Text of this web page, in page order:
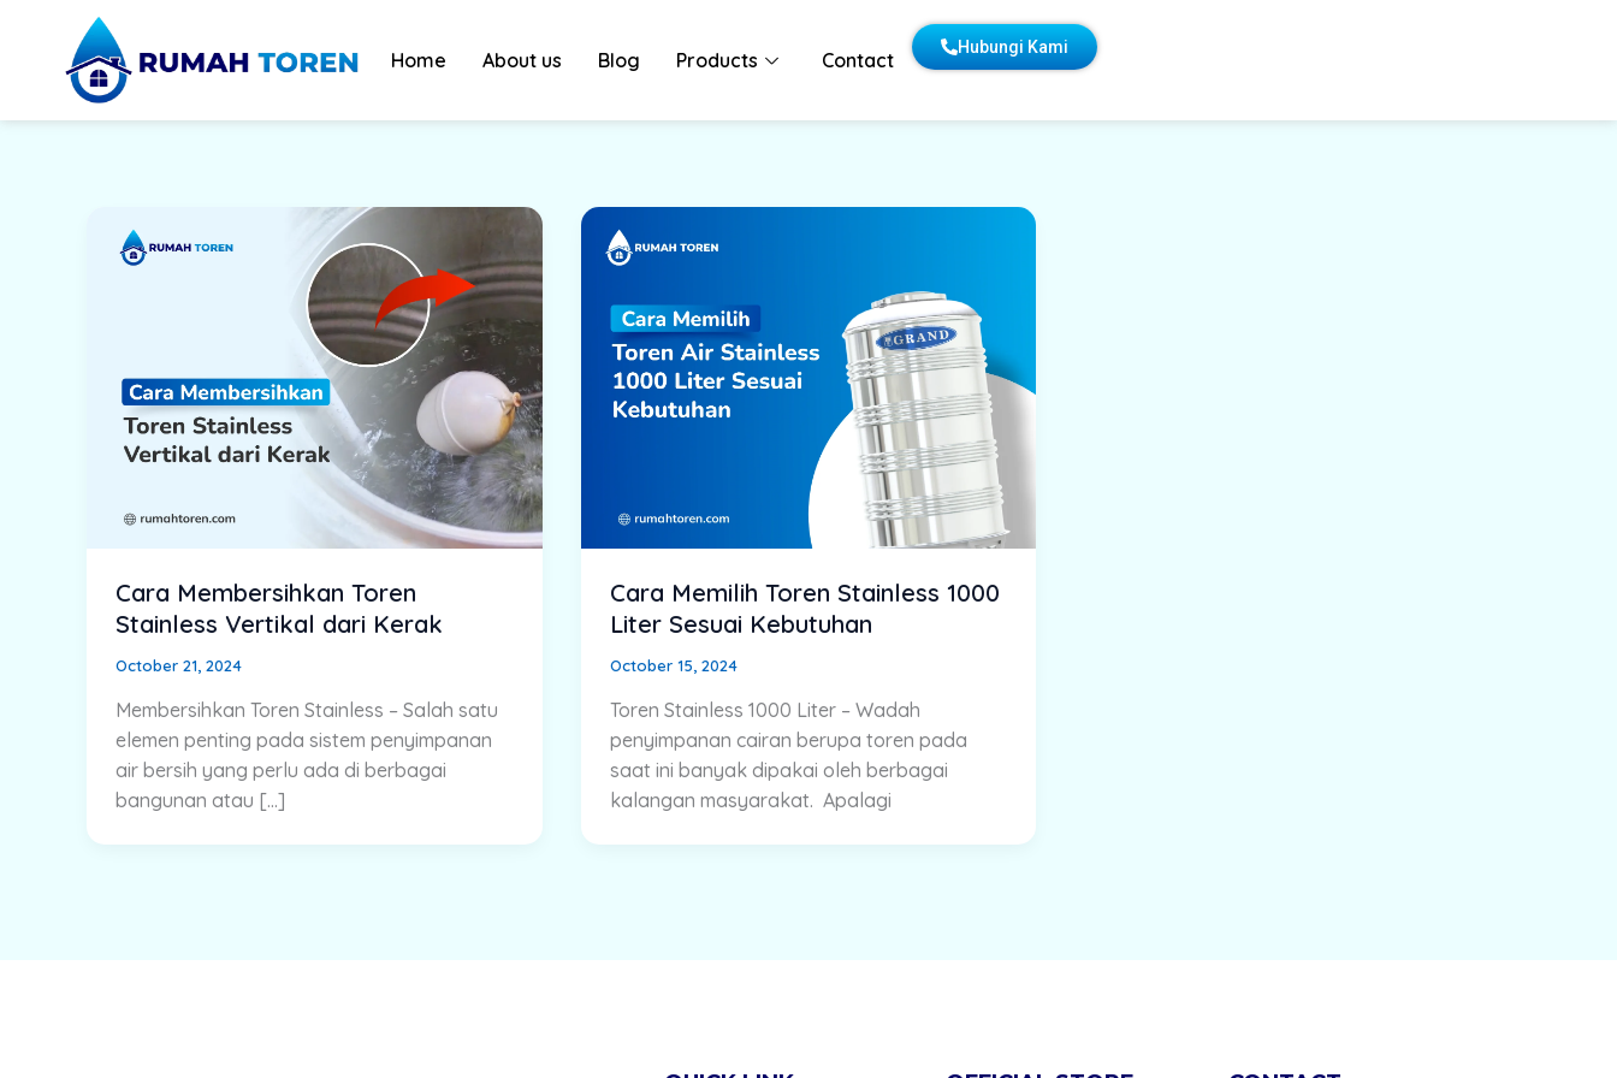
content
Home About us Blog Products Contact
Hubungi Kami
Cara Membersihkan Toren
Stainless Vertikal dari Kerak
October 21, 2024
Membersihkan Toren Stainless – Salah satu
elemen penting pada sistem penyimpanan
air bersih yang perlu ada di berbagai
bangunan atau […]
Cara Memilih Toren Stainless 1000
Liter Sesuai Kebutuhan
October 15, 2024
Toren Stainless 1000 Liter – Wadah
penyimpanan cairan berupa toren pada
saat ini banyak dipakai oleh berbagai
kalangan masyarakat. Apalagi